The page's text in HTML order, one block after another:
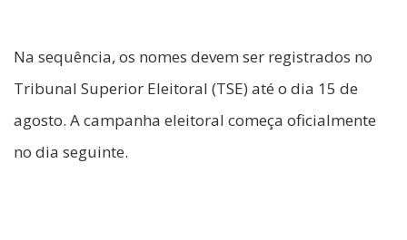
Na sequência, os nomes devem ser registrados no
Tribunal Superior Eleitoral (TSE) até o dia 15 de
agosto. A campanha eleitoral começa oficialmente
no dia seguinte.